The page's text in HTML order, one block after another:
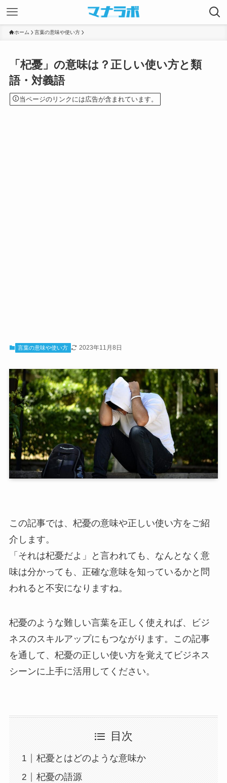
ホーム 言葉の意味や使い方
「杞憂」の意味は？正しい使い方と類
語・対義語
当ページのリンクには広告が含まれています。
言葉の意味や使い方 2023年11月8日
この記事では、杞憂の意味や正しい使い方をご紹
介します。
「それは杞憂だよ」と言われても、なんとなく意
味は分かっても、正確な意味を知っているかと問
われると不安になりますね。
杞憂のような難しい言葉を正しく使えれば、ビジ
ネスのスキルアップにもつながります。この記事
を通して、杞憂の正しい使い方を覚えてビジネス
シーンに上手に活用してください。
目次
杞憂とはどのような意味か
杞憂の語源